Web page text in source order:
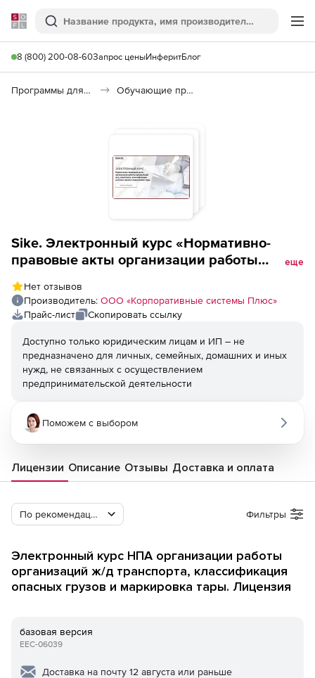
Softline
Поиск
8 (800) 200-08-60Запрос ценыИнферитБлог
Программы для образования и науки Обучающие программы
Sike. Электронный курс «Нормативно-
правовые акты организации работы
классификация опасных грузов и
маркировка тары»
еще
Нет отзывов
Производитель: ООО «Корпоративные системы Плюс»
Прайс-лист
Скопировать ссылку
Доступно только юридическим лицам и ИП – не
предназначено для личных, семейных, домашних и иных
нужд, не связанных с осуществлением
предпринимательской деятельности
Поможем с выбором
Лицензии Описание Отзывы Доставка и оплата
По рекомендации Softline Фильтры
Электронный курс НПА организации работы
организаций ж/д транспорта, классификация
опасных грузов и маркировка тары. Лицензия
базовая версия
EEC-06039
Доставка на почту 12 августа или раньше